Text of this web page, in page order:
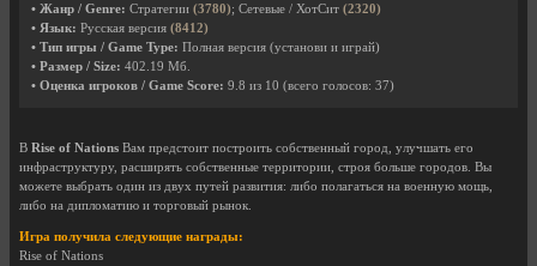
• Жанр / Genre: Стратегии (3780); Сетевые / ХотСит (2320)
• Язык: Русская версия (8412)
• Тип игры / Game Type: Полная версия (установи и играй)
• Размер / Size: 402.19 Мб.
• Оценка игроков / Game Score: 9.8 из 10 (всего голосов: 37)
В Rise of Nations Вам предстоит построить собственный город, улучшать его
инфраструктуру, расширять собственные территории, строя больше городов. Вы
можете выбрать один из двух путей развития: либо полагаться на военную мощь,
либо на дипломатию и торговый рынок.
Игра получила следующие награды:
Rise of Nations